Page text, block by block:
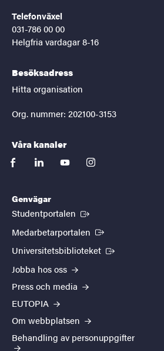
Telefonväxel
031-786 00 00
Helgfria vardagar 8-16
Besöksadress
Hitta organisation
Org. nummer: 202100-3153
Våra kanaler
facebooklinkedinyoutubeinstagram
Genvägar
Studentportalen (Extern länk)
Medarbetarportalen (Extern länk)
Universitetsbiblioteket (Extern länk)
Jobba hos oss
Press och media
EUTOPIA
Om webbplatsen
Behandling av personuppgifter